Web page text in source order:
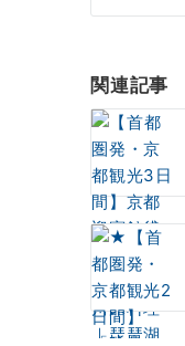
ゲ
ー
シ
ョ
ン
関連記事